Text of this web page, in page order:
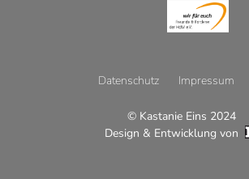
Datenschutz Impressum
© Kastanie Eins 2024
Design & Entwicklung von